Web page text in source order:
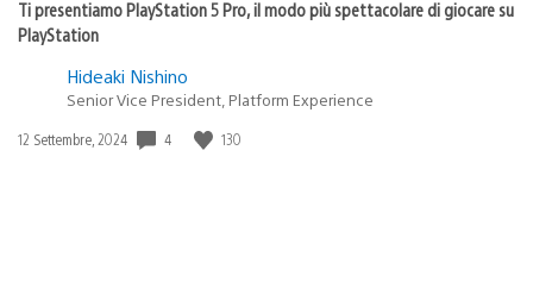
Ti presentiamo PlayStation 5 Pro, il modo più spettacolare di giocare su
PlayStation
Hideaki Nishino
Senior Vice President, Platform Experience
Data
12 Settembre, 2024 4 130